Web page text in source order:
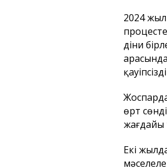
2024
діни
өрт
жағдайы
Екі